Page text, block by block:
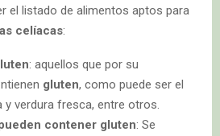
el listado de alimentos aptos para
celíacas:
: aquellos que por su
gluten, como puede ser el
verdura fresca, entre otros.
contener gluten: Se